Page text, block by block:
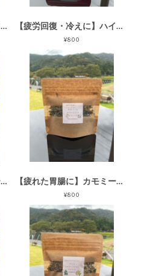
【疲労回復・冷えに】ハイビスカスローズヒップブレンド(45g) 【疲労回復・冷えに】ハイビスカスローズヒップブレンド(15ｇ)
¥800
【疲れた胃腸に】カモミールペパーミントブレンド（45g） 【疲れた胃腸に】カモミールペパーミントブレンド（15g）
¥800